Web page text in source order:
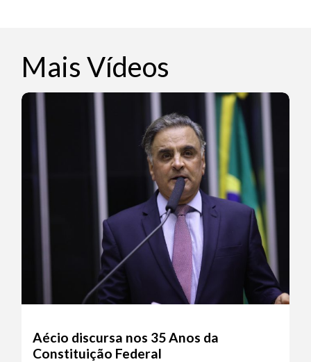
Mais Vídeos
Aécio discursa nos 35 Anos da
Constituição Federal